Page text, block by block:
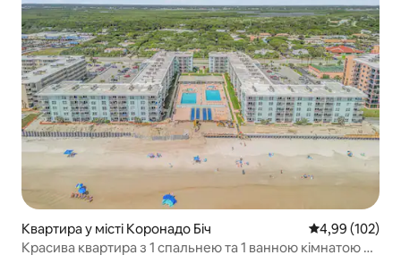
Квартира у місті Коронадо Біч Середня
4,99 (102)
Красива квартира з 1 спальнею та 1 ванною кімнатою –